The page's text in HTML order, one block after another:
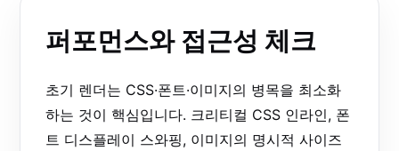
퍼포먼스와 접근성 체크
초기 렌더는 CSS·폰트·이미지의 병목을 최소화
하는 것이 핵심입니다. 크리티컬 CSS 인라인, 폰
트 디스플레이 스와핑, 이미지의 명시적 사이즈